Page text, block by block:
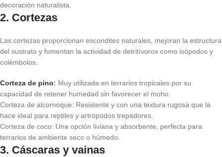
decoración naturalista.
2. Cortezas
Las cortezas proporcionan escondites naturales, mejoran la estructura
del sustrato y fomentan la actividad de detritívoros como isópodos y
colémbolos.
Corteza de pino: Muy utilizada en terrarios tropicales por su
capacidad de retener humedad sin favorecer el moho.
Corteza de alcornoque: Resistente y con una textura rugosa que la
hace ideal para reptiles y artrópodos trepadores.
Corteza de coco: Una opción liviana y absorbente, perfecta para
terrarios de ambiente seco o húmedo.
3. Cáscaras y vainas